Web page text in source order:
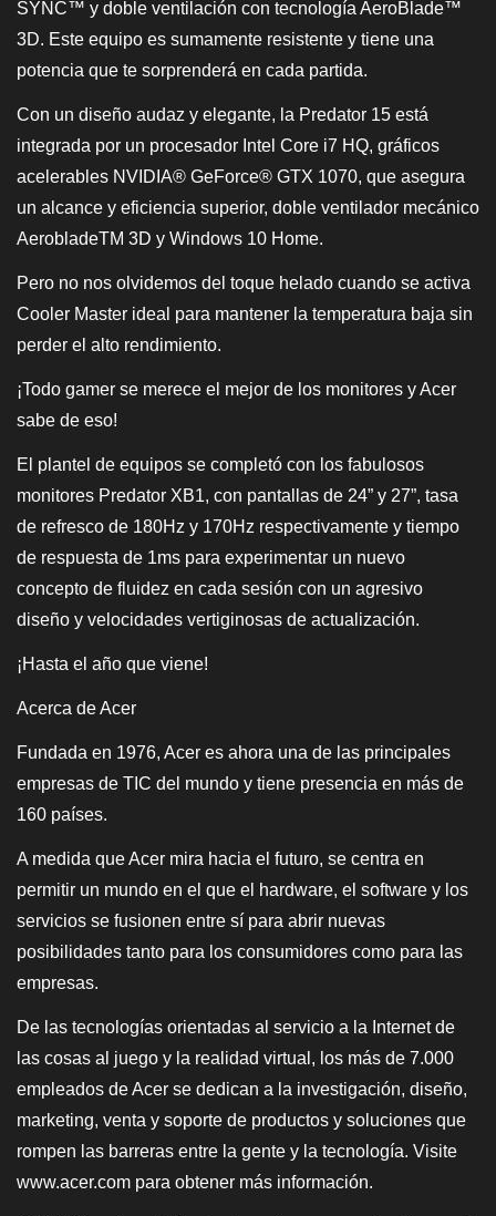
SYNC™ y doble ventilación con tecnología AeroBlade™
3D. Este equipo es sumamente resistente y tiene una
potencia que te sorprenderá en cada partida.
Con un diseño audaz y elegante, la Predator 15 está
integrada por un procesador Intel Core i7 HQ, gráficos
acelerables NVIDIA® GeForce® GTX 1070, que asegura
un alcance y eficiencia superior, doble ventilador mecánico
AerobladeTM 3D y Windows 10 Home.
Pero no nos olvidemos del toque helado cuando se activa
Cooler Master ideal para mantener la temperatura baja sin
perder el alto rendimiento.
¡Todo gamer se merece el mejor de los monitores y Acer
sabe de eso!
El plantel de equipos se completó con los fabulosos
monitores Predator XB1, con pantallas de 24” y 27”, tasa
de refresco de 180Hz y 170Hz respectivamente y tiempo
de respuesta de 1ms para experimentar un nuevo
concepto de fluidez en cada sesión con un agresivo
diseño y velocidades vertiginosas de actualización.
¡Hasta el año que viene!
Acerca de Acer
Fundada en 1976, Acer es ahora una de las principales
empresas de TIC del mundo y tiene presencia en más de
160 países.
A medida que Acer mira hacia el futuro, se centra en
permitir un mundo en el que el hardware, el software y los
servicios se fusionen entre sí para abrir nuevas
posibilidades tanto para los consumidores como para las
empresas.
De las tecnologías orientadas al servicio a la Internet de
las cosas al juego y la realidad virtual, los más de 7.000
empleados de Acer se dedican a la investigación, diseño,
marketing, venta y soporte de productos y soluciones que
rompen las barreras entre la gente y la tecnología. Visite
www.acer.com para obtener más información.